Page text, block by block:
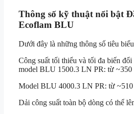
Thông số kỹ thuật nổi bật
Ecoflam BLU
Dưới đây là những thông số tiêu
Công suất tối thiểu và tối đa biến
model BLU 1500.3 LN PR: từ ~350
Model BLU 4000.3 LN PR: từ
Dải công suất toàn bộ dòng có thể